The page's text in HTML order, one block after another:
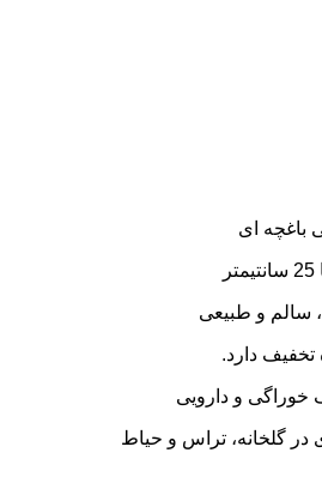
باغچه ای
سالم و طبیعی
تخفیف دارد.
و دارویی
در گلخانه، تراس و حیاط